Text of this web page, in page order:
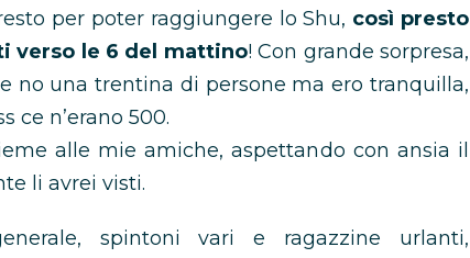
per poter raggiungere lo Shu, così presto
verso le 6 del mattino! Con grande sorpresa,
no una trentina di persone ma ero tranquilla,
ce n’erano 500.
alle mie amiche, aspettando con ansia il
li avrei visti.
spintoni vari e ragazzine urlanti,